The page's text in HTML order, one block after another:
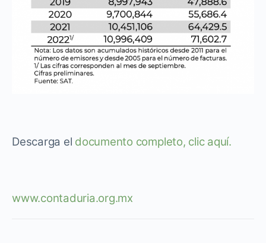
Descarga el documento completo, clic aquí.
www.contaduria.org.mx